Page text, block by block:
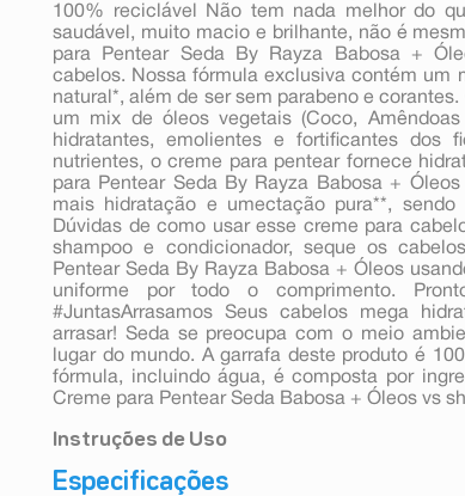
100% reciclável Não tem nada melhor do
saudável, muito macio e brilhante, não é
para Pentear Seda By Rayza Babosa +
cabelos. Nossa fórmula exclusiva contém um
natural*, além de ser sem parabeno e
um mix de óleos vegetais (Coco,
hidratantes, emolientes e fortificantes
nutrientes, o creme para pentear fornece
para Pentear Seda By Rayza Babosa +
mais hidratação e umectação pura**,
Dúvidas de como usar esse creme para
shampoo e condicionador, seque os
Pentear Seda By Rayza Babosa + Óleos
uniforme por todo o comprimento.
#JuntasArrasamos Seus cabelos mega
arrasar! Seda se preocupa com o meio
lugar do mundo. A garrafa deste produto é
fórmula, incluindo água, é composta por
Creme para Pentear Seda Babosa + Óleos vs
Instruções de Uso
Aplique Creme para Pentear Seda By Rayza
Especificações